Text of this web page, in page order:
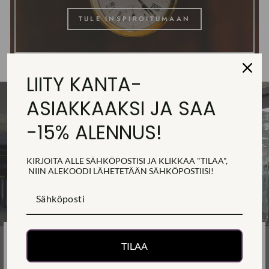
TULE INSPIROITUMAAN
KULTASEPÄNLIIKE SALKARI
MIKSI OSTAA MEILTÄ?
LIITY KANTA-
ASIAKKAAKSI JA SAA
-15% ALENNUS!
KIRJOITA ALLE SÄHKÖPOSTISI JA KLIKKAA "TILAA",
NIIN ALEKOODI LÄHETETÄÄN SÄHKÖPOSTIISI!
TILAA